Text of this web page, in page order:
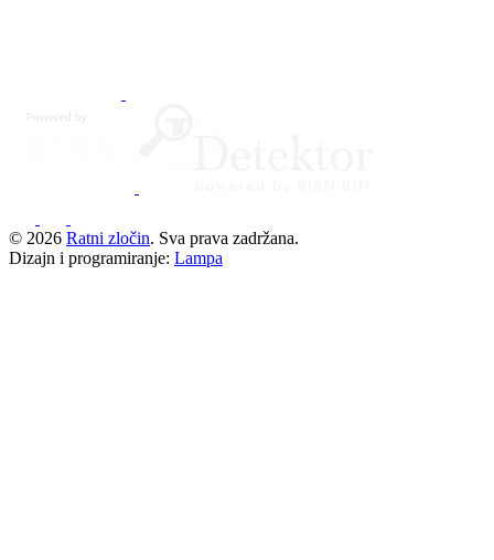
© 2026 Ratni zločin. Sva prava zadržana.
Dizajn i programiranje: Lampa